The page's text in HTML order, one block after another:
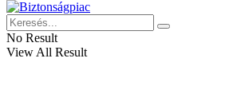
No Result
View All Result